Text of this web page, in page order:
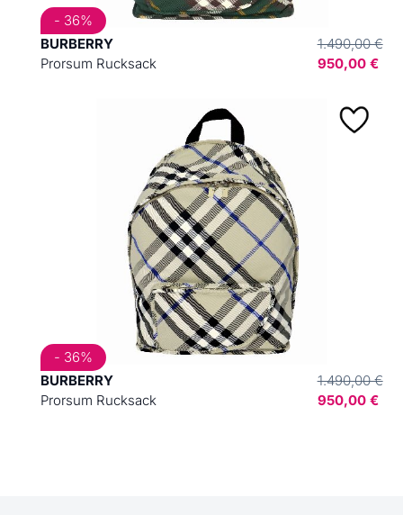
BURBERRY
Prorsum Rucksack
1.490,00 €
950,00 €
- 36%
BURBERRY
Prorsum Rucksack
1.490,00 €
950,00 €
- 36%